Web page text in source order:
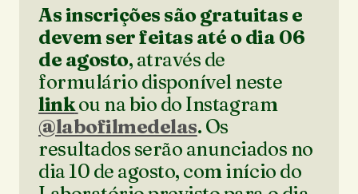
As inscrições são gratuitas e
devem ser feitas até o dia 06
de agosto, através de
formulário disponível neste
link ou na bio do Instagram
@labofilmedelas. Os
resultados serão anunciados no
dia 10 de agosto, com início do